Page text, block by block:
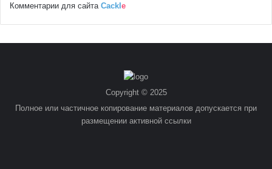
Комментарии для сайта Cackl e
Copyright © 2025
Полное или частичное копирование материалов допускается при
размещении активной ссылки